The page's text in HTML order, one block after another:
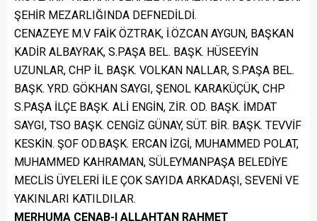
ŞEHİR MEZARLIĞINDA DEFNEDİLDİ.
CENAZEYE M.V FAİK ÖZTRAK, İ.ÖZCAN AYGUN, BAŞKAN
KADİR ALBAYRAK, S.PAŞA BEL. BAŞK. HÜSEEYİN
UZUNLAR, CHP İL BAŞK. VOLKAN NALLAR, S.PAŞA BEL.
BAŞK. YRD. GÖKHAN SAYGI, ŞENOL KARAKÜÇÜK, CHP
S.PAŞA İLÇE BAŞK. ALİ ENGİN, ZİR. OD. BAŞK. İMDAT
SAYGI, TSO BAŞK. CENGİZ GÜNAY, SÜT. BİR. BAŞK. TEVVİF
KESKİN. ŞOF OD.BAŞK. ERCAN İZGİ, MUHAMMED POLAT,
MUHAMMED KAHRAMAN, SÜLEYMANPAŞA BELEDİYE
MECLİS ÜYELERİ İLE ÇOK SAYIDA ARKADAŞI, SEVENİ VE
YAKINLARI KATILDILAR.
MERHUMA CENAB-I ALLAHTAN RAHMET